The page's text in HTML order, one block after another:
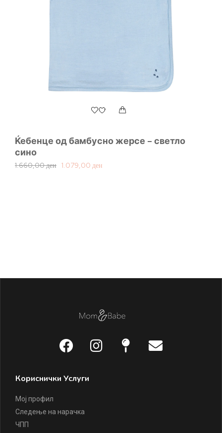
Ќебенце од бамбусно жерсе – светло
сино
1.660,00ден 1.079,00 ден
Кориснички Услуги
Мој профил
Следење на нарачка
ЧПП